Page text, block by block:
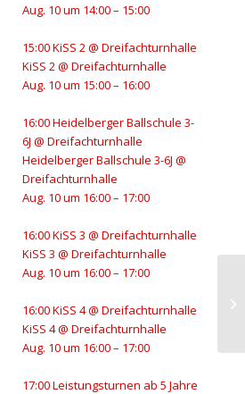
Aug. 10 um 14:00 – 15:00
15:00KiSS 2@ Dreifachturnhalle
KiSS 2@ Dreifachturnhalle
Aug. 10 um 15:00 – 16:00
16:00Heidelberger Ballschule 3-
6J@ Dreifachturnhalle
Heidelberger Ballschule 3-6J @
Dreifachturnhalle
Aug. 10 um 16:00 – 17:00
16:00KiSS 3@ Dreifachturnhalle
KiSS 3 @ Dreifachturnhalle
Aug. 10 um 16:00 – 17:00
16:00KiSS 4@ Dreifachturnhalle
KiSS 4@ Dreifachturnhalle
Aug. 10 um 16:00 – 17:00
17:00Leistungsturnen ab 5 Jahre